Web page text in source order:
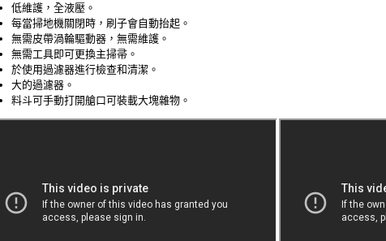
低維護，全液壓。
每當掃地機關閉時，刷子會自動抬起。
無需皮帶渦輪驅動器，無需維護。
無需工具即可更換主掃帚。
於使用過濾器進行檢查和清潔。
大的過濾器。
料斗可手動打開艙口可裝載大塊雜物。